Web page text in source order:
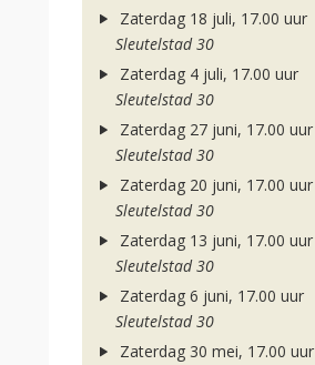
Zaterdag 18 juli, 17.00 uur
Sleutelstad 30
Zaterdag 4 juli, 17.00 uur
Sleutelstad 30
Zaterdag 27 juni, 17.00 uur
Sleutelstad 30
Zaterdag 20 juni, 17.00 uur
Sleutelstad 30
Zaterdag 13 juni, 17.00 uur
Sleutelstad 30
Zaterdag 6 juni, 17.00 uur
Sleutelstad 30
Zaterdag 30 mei, 17.00 uur